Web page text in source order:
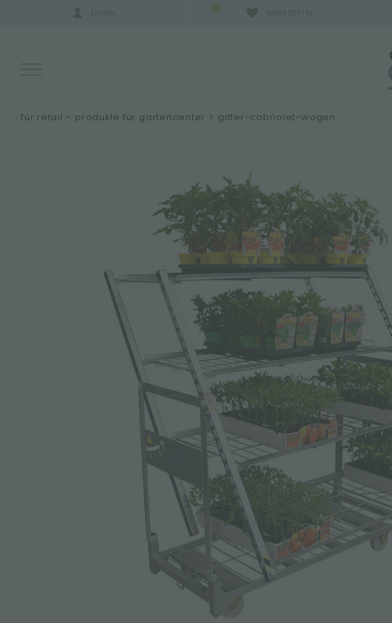
0
für retail – produkte für gartencenter > gitter-cabriolet-wagen